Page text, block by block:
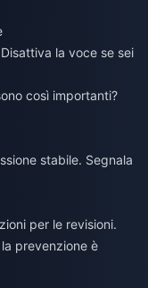
Disattiva la voce se sei
così importanti?
stabile. Segnala
per le revisioni.
prevenzione è